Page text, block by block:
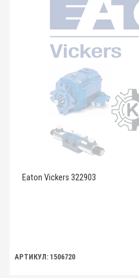
Eaton Vickers 322903
АРТИКУЛ: 1506720